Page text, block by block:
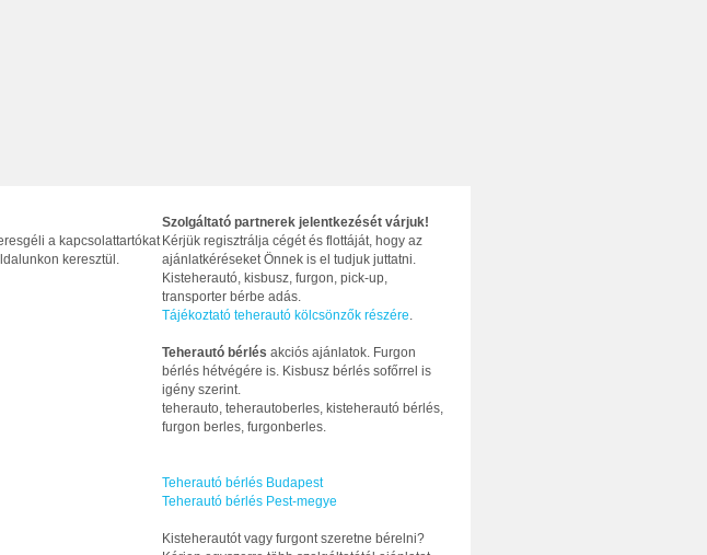
Szolgáltató partnerek jelentkezését várjuk!
Kérjük regisztrálja cégét és flottáját, hogy az
ajánlatkéréseket Önnek is el tudjuk juttatni.
Kisteherautó, kisbusz, furgon, pick-up,
transporter bérbe adás.
Tájékoztató teherautó kölcsönzők részére
Teherautó bérlés akciós ajánlatok. Furgon
bérlés hétvégére is. Kisbusz bérlés sofőrrel is
igény szerint.
teherauto, teherautoberles, kisteherautó bérlés,
furgon berles, furgonberles.
Teherautó bérlés Budapest
Teherautó bérlés Pest-megye
Kisteherautót vagy furgont szeretne bérelni?
a kapcsolattartókat
keresztül.